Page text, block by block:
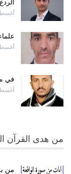
أغسطس
أغسطس
في
أغسطس
من هدى القرآن
من